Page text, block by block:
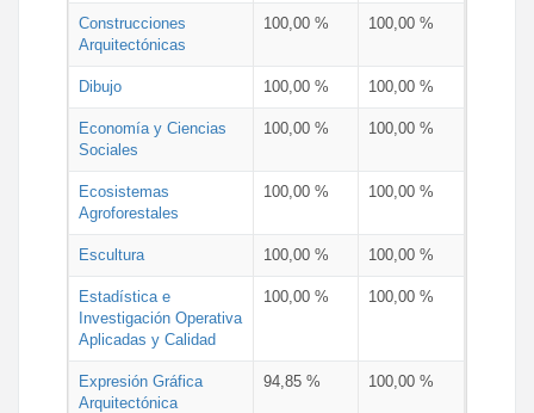
Construcciones
Arquitectónicas
100,00 % 100,00 %
Dibujo 100,00 % 100,00 %
Economía y Ciencias
Sociales
100,00 % 100,00 %
Ecosistemas
Agroforestales
100,00 % 100,00 %
Escultura 100,00 % 100,00 %
Estadística e
Investigación Operativa
Aplicadas y Calidad
100,00 % 100,00 %
Expresión Gráfica
Arquitectónica
94,85 % 100,00 %